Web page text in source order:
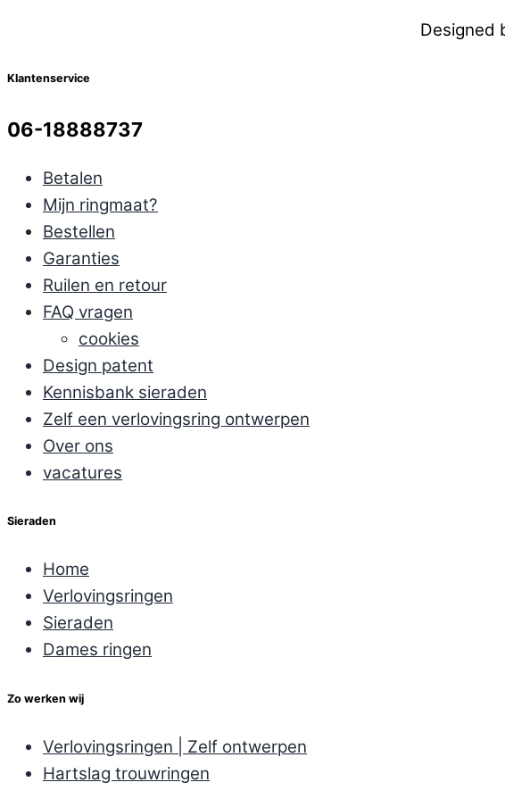
Designed
Klantenservice
06-18888737
Betalen
Mijn ringmaat?
Bestellen
Garanties
Ruilen en retour
FAQ vragen
cookies
Design patent
Kennisbank sieraden
Zelf een verlovingsring ontwerpen
Over ons
vacatures
Sieraden
Home
Verlovingsringen
Sieraden
Dames ringen
Zo werken wij
Verlovingsringen | Zelf ontwerpen
Hartslag trouwringen